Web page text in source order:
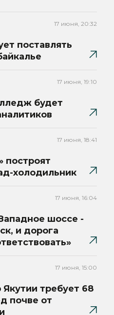
17 июня, 20:32
поставлять
17 июня, 19:10
будет
17 июня, 18:41
построят
холодильник
17 июня, 16:04
шоссе -
и дорога
17 июня, 15:00
требует 68
почве от